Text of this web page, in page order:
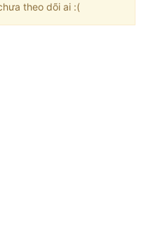
theo dõi ai :(